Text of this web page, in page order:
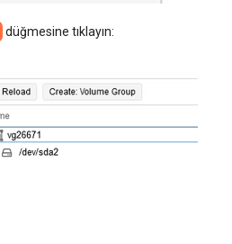
düğmesine tıklayın: